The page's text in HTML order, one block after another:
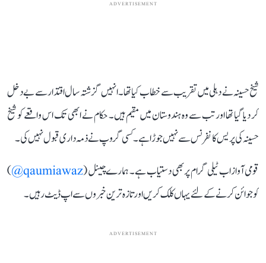
ADVERTISEMENT
شیخ حسینہ نے دہلی میں تقریب سے خطاب کیا تھا۔ انہیں گزشتہ سال اقتدار سے بے دخل
کر دیا گیا تھا اور تب سے وہ ہندوستان میں مقیم ہیں۔ حکام نے ابھی تک اس واقعے کو شیخ
حسینہ کی پریس کانفرنس سے نہیں جوڑا ہے۔ کسی گروپ نے ذمہ داری قبول نہیں کی۔
قومی آواز اب ٹیلی گرام پر بھی دستیاب ہے۔ ہمارے چینل (qaumiawaz@
)
کو جوائن کرنے کے لئے یہاں کلک کریں اور تازہ ترین خبروں سے اپ ڈیٹ رہیں۔
ADVERTISEMENT